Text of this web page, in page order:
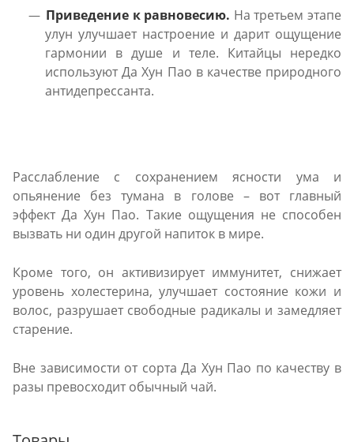
Приведение к равновесию. На третьем этапе
улун улучшает настроение и дарит ощущение
гармонии в душе и теле. Китайцы нередко
используют Да Хун Пао в качестве природного
антидепрессанта.
Расслабление с сохранением ясности ума и
опьянение без тумана в голове – вот главный
эффект Да Хун Пао. Такие ощущения не способен
вызвать ни один другой напиток в мире.
Кроме того, он активизирует иммунитет, снижает
уровень холестерина, улучшает состояние кожи и
волос, разрушает свободные радикалы и замедляет
старение.
Вне зависимости от сорта Да Хун Пао по качеству в
разы превосходит обычный чай.